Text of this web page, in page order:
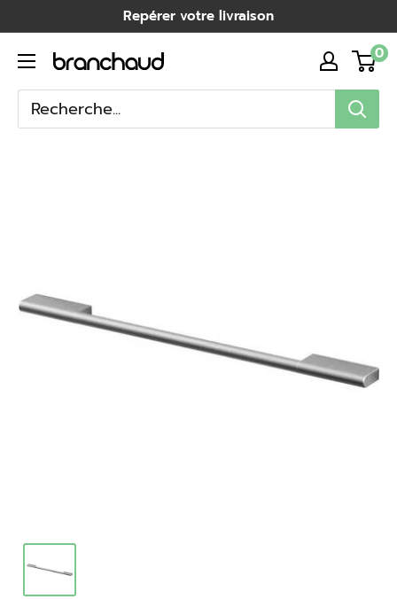
au
contenu
Repérer votre livraison
Branchaud
0